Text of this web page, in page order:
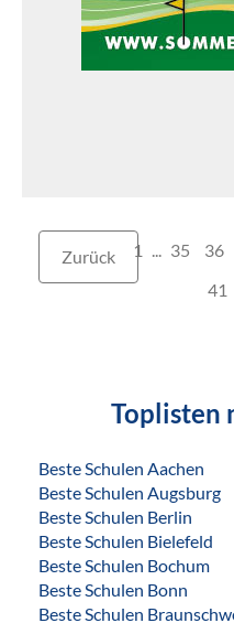
Zurück 1 35 36
41
Toplisten
Beste Schulen Aachen
Beste Schulen Augsburg
Beste Schulen Berlin
Beste Schulen Bielefeld
Beste Schulen Bochum
Beste Schulen Bonn
Beste Schulen